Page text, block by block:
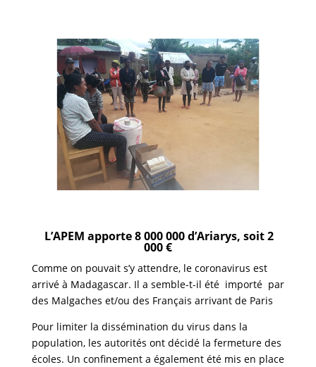
L’APEM apporte 8 000 000 d’Ariarys, soit 2
000 €
Comme on pouvait s’y attendre, le coronavirus est
arrivé à Madagascar. Il a semble-t-il été importé par
des Malgaches et/ou des Français arrivant de Paris
Pour limiter la dissémination du virus dans la
population, les autorités ont décidé la fermeture des
écoles. Un confinement a également été mis en place